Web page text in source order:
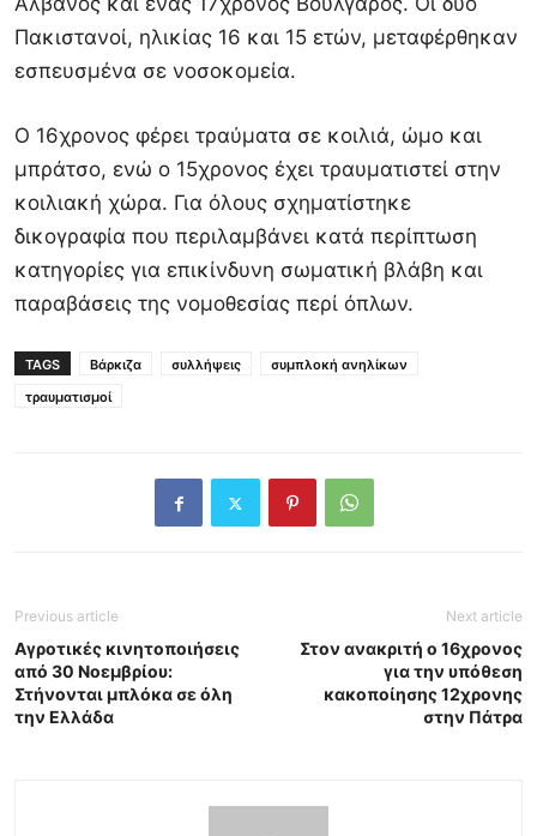
Πακιστανοί, ηλικίας 16 και 15 ετών, μεταφέρθηκαν
εσπευσμένα σε νοσοκομεία.
Ο 16χρονος φέρει τραύματα σε κοιλιά, ώμο και
μπράτσο, ενώ ο 15χρονος έχει τραυματιστεί στην
κοιλιακή χώρα. Για όλους σχηματίστηκε
δικογραφία που περιλαμβάνει κατά περίπτωση
κατηγορίες για επικίνδυνη σωματική βλάβη και
παραβάσεις της νομοθεσίας περί όπλων.
TAGS Βάρκιζα συλλήψεις
συμπλοκή ανηλίκων
τραυματισμοί
Previous article
Αγροτικές κινητοποιήσεις
από 30 Νοεμβρίου:
Στήνονται μπλόκα σε όλη
την Ελλάδα
Next article
Στον ανακριτή ο 16χρονος
για την υπόθεση
κακοποίησης 12χρονης
στην Πάτρα